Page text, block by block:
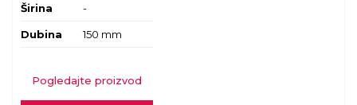
Širina -
Dubina 150 mm
Pogledajte proizvod